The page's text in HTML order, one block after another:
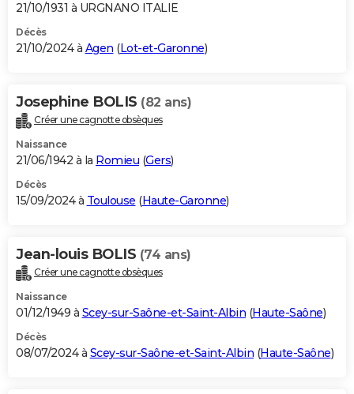
21/10/1931 à URGNANO ITALIE
Décès
21/10/2024 à Agen (Lot-et-Garonne)
Josephine BOLIS (82 ans)
Créer une cagnotte obsèques
Naissance
21/06/1942 à la Romieu (Gers)
Décès
15/09/2024 à Toulouse (Haute-Garonne)
Jean-louis BOLIS (74 ans)
Créer une cagnotte obsèques
Naissance
01/12/1949 à Scey-sur-Saône-et-Saint-Albin (Haute-Saône)
Décès
08/07/2024 à Scey-sur-Saône-et-Saint-Albin (Haute-Saône)